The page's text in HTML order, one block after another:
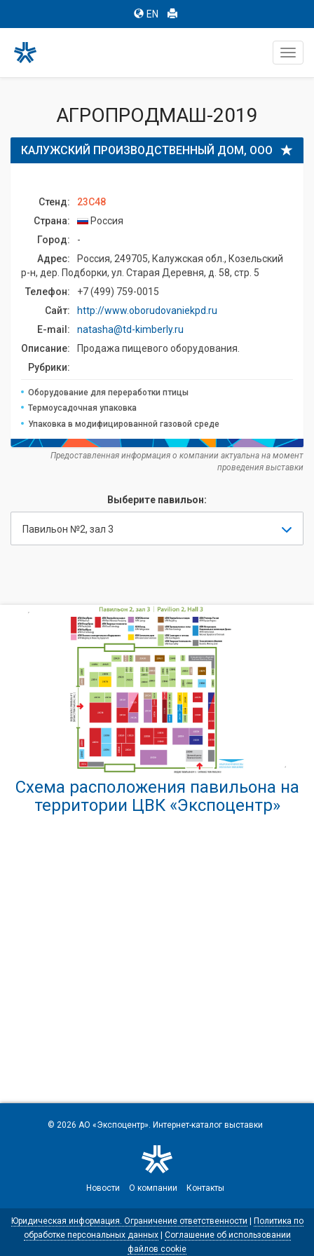
EN
АГРОПРОДМАШ-2019
КАЛУЖСКИЙ ПРОИЗВОДСТВЕННЫЙ ДОМ, ООО
Стенд:
23C48
Страна:
Россия
Город:
-
Адрес:
Россия, 249705, Калужская обл., Козельский
р-н, дер. Подборки, ул. Старая Деревня, д. 58, стр. 5
Телефон:
+7 (499) 759-0015
Сайт:
http://www.oborudovaniekpd.ru
E-mail:
natasha@td-kimberly.ru
Описание:
Продажа пищевого оборудования.
Рубрики:
Оборудование для переработки птицы
Термоусадочная упаковка
Упаковка в модифицированной газовой среде
Предоставленная информация о компании актуальна на момент
проведения выставки
Выберите павильон:
Павильон №2, зал 3
Схема расположения павильона на
территории ЦВК «Экспоцентр»
© 2026 АО «Экспоцентр». Интернет-каталог выставки
Новости О компании Контакты
Юридическая информация. Ограничение ответственности
Политика по
обработке персональных данных| Соглашение об использовании
файлов cookie